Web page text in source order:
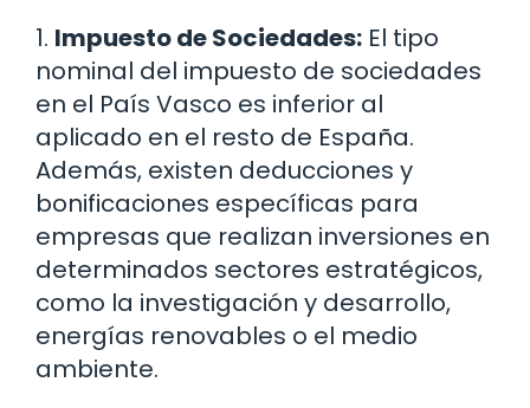
1. Impuesto de Sociedades: El tipo
nominal del impuesto de sociedades
en el País Vasco es inferior al
aplicado en el resto de España.
Además, existen deducciones y
bonificaciones específicas para
empresas que realizan inversiones en
determinados sectores estratégicos,
como la investigación y desarrollo,
energías renovables o el medio
ambiente.